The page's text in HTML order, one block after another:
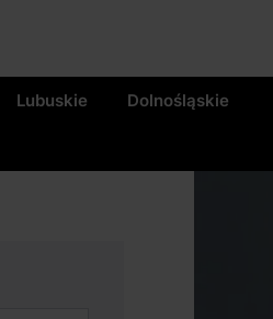
Lubuskie Dolnośląskie